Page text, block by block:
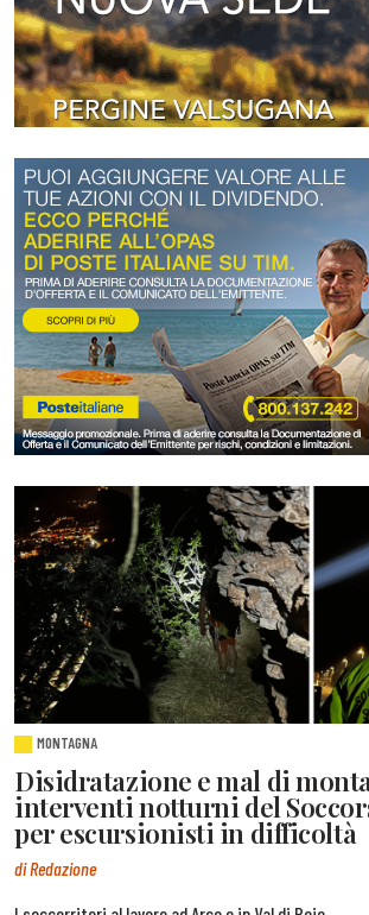
MONTAGNA
Disidratazione e mal di
interventi notturni del
per escursionisti in difficoltà
di Redazione